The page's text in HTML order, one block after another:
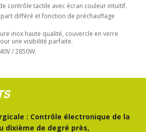
contrôle tactile avec écran couleur intuitif.
différé et fonction de préchauffage
inox haute qualité, couvercle en verre
une visibilité parfaite.
/ 2850W.
: Contrôle électronique de la
dixième de degré près,